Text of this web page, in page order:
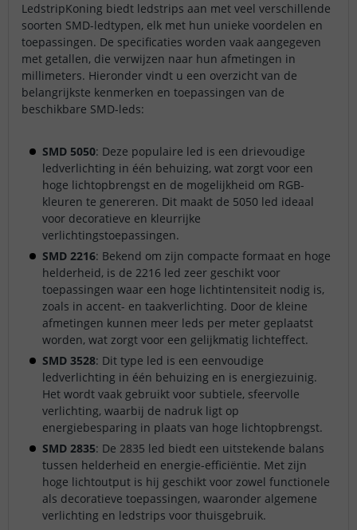
LedstripKoning biedt ledstrips aan met veel verschillende
soorten SMD-ledtypen, elk met hun unieke voordelen en
toepassingen. De specificaties worden vaak aangegeven
met getallen, die verwijzen naar hun afmetingen in
millimeters. Hieronder vindt u een overzicht van de
belangrijkste kenmerken en toepassingen van de
beschikbare SMD-leds:
SMD 5050: Deze populaire led is een drievoudige
ledverlichting in één behuizing, wat zorgt voor een
hoge lichtopbrengst en de mogelijkheid om RGB-
kleuren te genereren. Dit maakt de 5050 led ideaal
voor decoratieve en kleurrijke
verlichtingstoepassingen.
SMD 2216: Bekend om zijn compacte formaat en hoge
helderheid, is de 2216 led zeer geschikt voor
toepassingen waar een hoge lichtintensiteit nodig is,
zoals in accent- en taakverlichting. Door de kleine
afmetingen kunnen meer leds per meter geplaatst
worden, wat zorgt voor een gelijkmatig lichteffect.
SMD 3528: Dit type led is een eenvoudige
ledverlichting in één behuizing en is energiezuinig.
Het wordt vaak gebruikt voor subtiele, sfeervolle
verlichting, waarbij de nadruk ligt op
energiebesparing in plaats van hoge lichtopbrengst.
SMD 2835: De 2835 led biedt een uitstekende balans
tussen helderheid en energie-efficiëntie. Met zijn
hoge lichtoutput is hij geschikt voor zowel functionele
als decoratieve toepassingen, waaronder algemene
verlichting en ledstrips voor thuisgebruik.